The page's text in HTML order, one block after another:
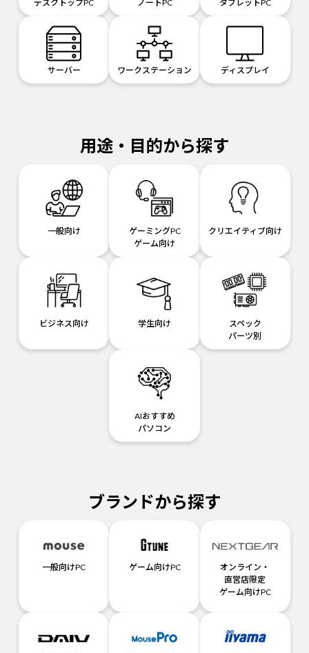
デスクトップPC ノートPC タブレットPC
サーバー ワークステーション ディスプレイ
用途・目的から探す
一般向け
ゲーミングPC
ゲーム向け
クリエイティブ向け
ビジネス向け 学生向け
スペック
パーツ別
AIおすすめ
パソコン
ブランドから探す
一般向けPC ゲーム向けPC
オンライン・
直営店限定
ゲーム向けPC